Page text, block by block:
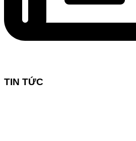
TIN TỨC